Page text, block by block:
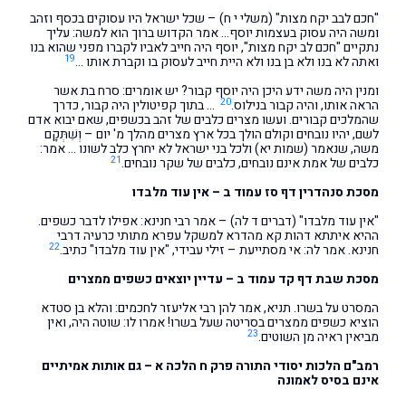
"חכם לבב יקח מצות" (משלי י ח) – שכל ישראל היו עסוקים בכסף וזהב
ומשה היה עסוק בעצמות יוסף… אמר הקדוש ברוך הוא למשה: עליך
נתקיים "חכם לב יקח מצות", יוסף היה חייב לאביו לקברו מפני שהוא בנו
ואתה לא בנו ולא בן בנו ולא היית חייב לעסוק בו וקברת אותו …19
ומנין היה משה ידע היכן היה יוסף קבור? יש אומרים: סרח בת אשר
הראה אותו, והיה קבור בנילוס.20 … בתוך קפיטולין היה קבור, כדרך
שהמלכים קבורים. ועשו מצרים כלבים של זהב בכשפים, שאם יבוא אדם
לשם, יהיו נובחים וקולם הולך בכל ארץ מצרים מהלך מ' יום – וְשִׁתְּקָם
משה, שנאמר (שמות יא) ולכל בני ישראל לא יחרץ כלב לשונו … אמר:
כלבים של אמת אינם נובחים, כלבים של שקר נובחים.21
מסכת סנהדרין דף סז עמוד ב – אין עוד מלבדו
"אין עוד מלבדו" (דברים ד לה) – אמר רבי חנינא: אפילו לדבר כשפים.
ההיא איתתא דהות קא מהדרא למשקל עפרא מתותי כרעיה דרבי
חנינא. אמר לה: אי מסתייעת – זילי עבידי, "אין עוד מלבדו" כתיב.22
מסכת שבת דף קד עמוד ב – עדיין יוצאים כשפים ממצרים
המסרט על בשרו. תניא, אמר להן רבי אליעזר לחכמים: והלא בן סטדא
הוציא כשפים ממצרים בסריטה שעל בשרו! אמרו לו: שוטה היה, ואין
מביאין ראיה מן השוטים.23
רמב"ם הלכות יסודי התורה פרק ח הלכה א – גם אותות אמיתיים
אינם בסיס לאמונה